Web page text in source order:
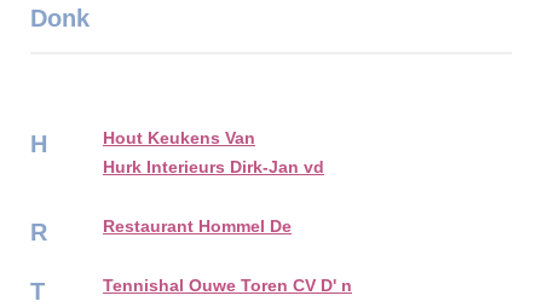
Donk
H
Hout Keukens Van
Hurk Interieurs Dirk-Jan vd
R Restaurant Hommel De
T Tennishal Ouwe Toren CV D' n